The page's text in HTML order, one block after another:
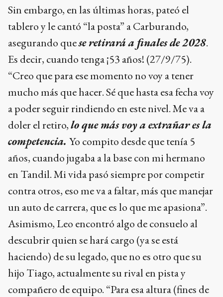
Sin embargo, en las últimas horas, pateó el
tablero y le cantó “la posta” a Carburando,
asegurando quese retirará a finales de 2028.
Es decir, cuando tenga ¡53 años! (27/9/75).
“Creo que para ese momento no voy a tener
mucho más que hacer. Sé que hasta esa fecha voy
a poder seguir rindiendo en este nivel. Me va a
doler el retiro,lo que más voy a extrañar es la
competencia. Yo compito desde que tenía 5
años, cuando jugaba a la base con mi hermano
en Tandil. Mi vida pasó siempre por competir
contra otros, eso me va a faltar, más que manejar
un auto de carrera, que es lo que me apasiona”.
Asimismo, Leo encontró algo de consuelo al
descubrir quien se hará cargo (ya se está
haciendo) de su legado, que no es otro que su
hijo Tiago, actualmente su rival en pista y
compañero de equipo. “Para esa altura (fines de